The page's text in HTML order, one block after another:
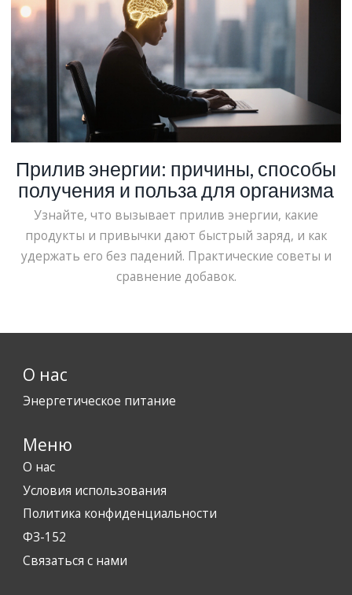
Прилив энергии: причины, способы
получения и польза для организма
Узнайте, что вызывает прилив энергии, какие
продукты и привычки дают быстрый заряд, и как
удержать его без падений. Практические советы и
сравнение добавок.
О нас
Энергетическое питание
Меню
О нас
Условия использования
Политика конфиденциальности
ФЗ-152
Связаться с нами